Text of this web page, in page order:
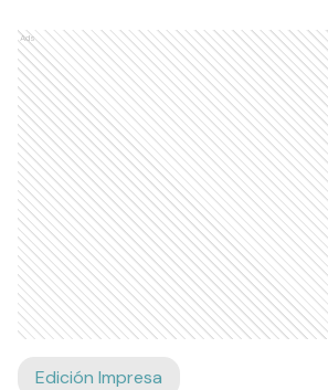
Ads
Edición Impresa